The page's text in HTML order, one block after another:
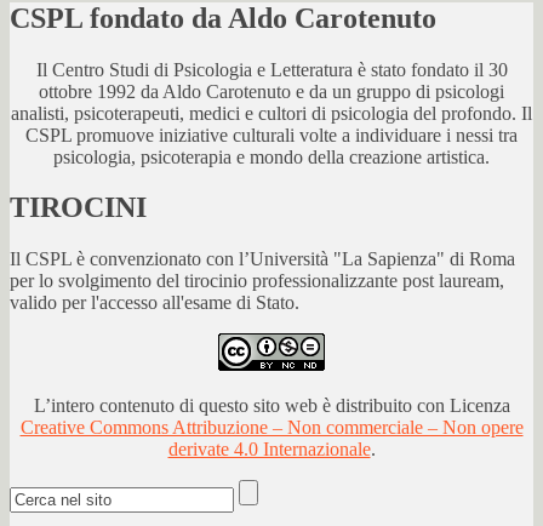
CSPL fondato da Aldo Carotenuto
Il Centro Studi di Psicologia e Letteratura è stato fondato il 30
ottobre 1992 da Aldo Carotenuto e da un gruppo di psicologi
analisti, psicoterapeuti, medici e cultori di psicologia del profondo. Il
CSPL promuove iniziative culturali volte a individuare i nessi tra
psicologia, psicoterapia e mondo della creazione artistica.
TIROCINI
Il CSPL è convenzionato con l’Università "La Sapienza" di Roma
per lo svolgimento del tirocinio professionalizzante post lauream,
valido per l'accesso all'esame di Stato.
L’intero contenuto di questo sito web è distribuito con Licenza
Creative Commons Attribuzione – Non commerciale – Non opere
derivate 4.0 Internazionale.